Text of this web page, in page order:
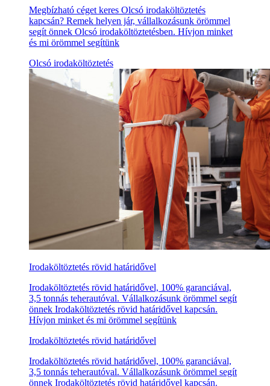
Megbízható céget keres Olcsó irodaköltöztetés
kapcsán? Remek helyen jár, vállalkozásunk örömmel
segít önnek Olcsó irodaköltöztetésben. Hívjon minket
és mi örömmel segítünk
Olcsó irodaköltöztetés
Irodaköltöztetés rövid határidővel
Irodaköltöztetés rövid határidővel, 100% garanciával,
3,5 tonnás teherautóval. Vállalkozásunk örömmel segít
önnek Irodaköltöztetés rövid határidővel kapcsán.
Hívjon minket és mi örömmel segítünk
Irodaköltöztetés rövid határidővel
Irodaköltöztetés rövid határidővel, 100% garanciával,
3,5 tonnás teherautóval. Vállalkozásunk örömmel segít
önnek Irodaköltöztetés rövid határidővel kapcsán.